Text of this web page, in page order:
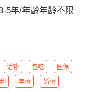
5年/年龄年龄不限
话补 包吃 医保
年假 婚假